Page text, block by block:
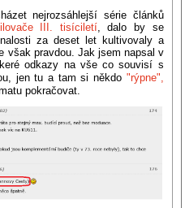
nejrozsáhlejší série článků
III. tisíciletí, dalo by se
za deset let kultivovaly a
však pravdou. Jak jsem napsal v
odkazy na vše co souvisí s
jen tu a tam si někdo "rýpne",
pokračovat.